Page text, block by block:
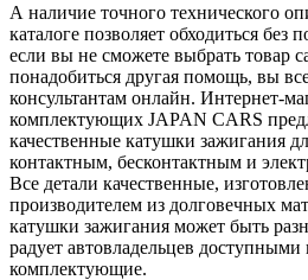
А наличие точного технического
каталоге позволяет обходиться
если вы не сможете выбрать товар
понадобиться другая помощь, вы
консультантам онлайн. Интернет-
комплектующих JAPAN CARS
качественные катушки зажигания
контактным, бесконтактным и
Все детали качественные,
производителем из долговечных
катушки зажигания может быть
радует автовладельцев
комплектующие.